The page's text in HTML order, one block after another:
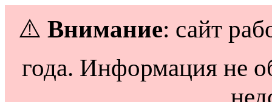
⚠️ Внимание: сайт
года. Информация не